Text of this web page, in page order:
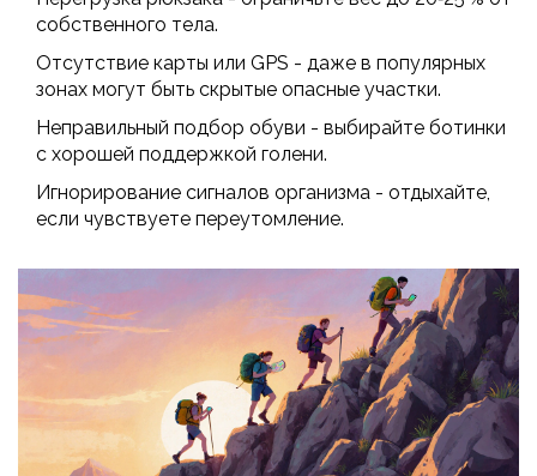
собственного тела.
Отсутствие карты или GPS - даже в популярных
зонах могут быть скрытые опасные участки.
Неправильный подбор обуви - выбирайте ботинки
с хорошей поддержкой голени.
Игнорирование сигналов организма - отдыхайте,
если чувствуете переутомление.